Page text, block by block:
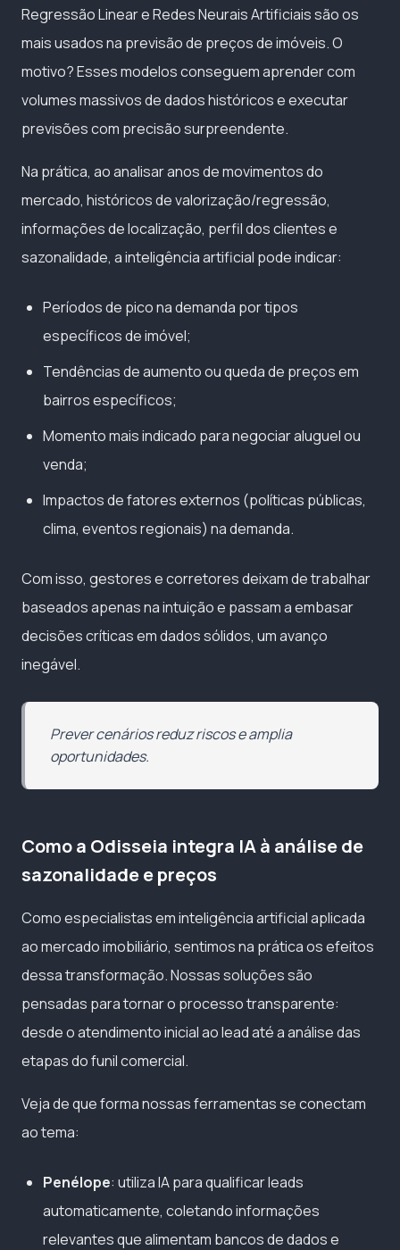
Regressão Linear e Redes Neurais Artificiais são os
mais usados na previsão de preços de imóveis. O
motivo? Esses modelos conseguem aprender com
volumes massivos de dados históricos e executar
previsões com precisão surpreendente.
Na prática, ao analisar anos de movimentos do
mercado, históricos de valorização/regressão,
informações de localização, perfil dos clientes e
sazonalidade, a inteligência artificial pode indicar:
Períodos de pico na demanda por tipos
específicos de imóvel;
Tendências de aumento ou queda de preços em
bairros específicos;
Momento mais indicado para negociar aluguel ou
venda;
Impactos de fatores externos (políticas públicas,
clima, eventos regionais) na demanda.
Com isso, gestores e corretores deixam de trabalhar
baseados apenas na intuição e passam a embasar
decisões críticas em dados sólidos, um avanço
inegável.
Prever cenários reduz riscos e amplia
oportunidades.
Como a Odisseia integra IA à análise de
sazonalidade e preços
Como especialistas em inteligência artificial aplicada
ao mercado imobiliário, sentimos na prática os efeitos
dessa transformação. Nossas soluções são
pensadas para tornar o processo transparente:
desde o atendimento inicial ao lead até a análise das
etapas do funil comercial.
Veja de que forma nossas ferramentas se conectam
ao tema:
Penélope: utiliza IA para qualificar leads
automaticamente, coletando informações
relevantes que alimentam bancos de dados e